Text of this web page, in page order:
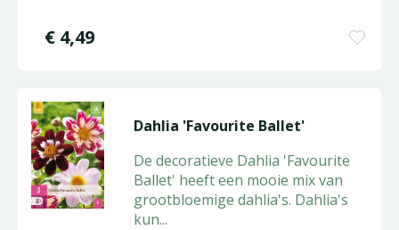
€ 4,49
Dahlia 'Favourite Ballet'
De decoratieve Dahlia 'Favourite
Ballet' heeft een mooie mix van
grootbloemige dahlia's. Dahlia's
kun...